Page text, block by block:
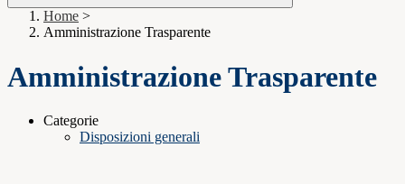
Home >
Amministrazione Trasparente
Amministrazione Trasparente
Categorie
Disposizioni generali